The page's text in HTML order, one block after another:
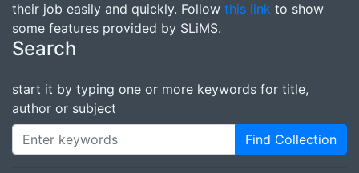
their job easily and quickly. Follow this link to show
some features provided by SLiMS.
Search
start it by typing one or more keywords for title,
author or subject
Find Collection